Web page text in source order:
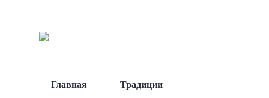
Главная Традиции